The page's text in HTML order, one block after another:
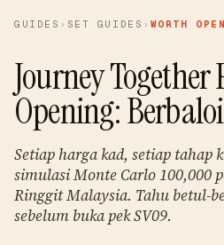
GUIDES › SET GUIDES › WORTH
Journey Together
Opening:
Setiap harga kad, setiap tahap
simulasi Monte Carlo 100,000
Ringgit Malaysia. Tahu betul-
sebelum buka pek SV09.